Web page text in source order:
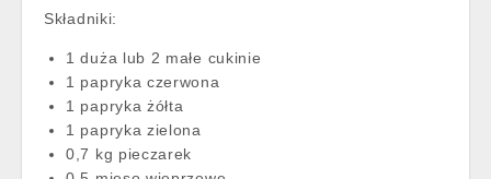
Składniki:
1 duża lub 2 małe cukinie
1 papryka czerwona
1 papryka żółta
1 papryka zielona
0,7 kg pieczarek